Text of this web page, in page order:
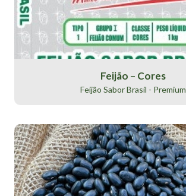
Feijão – Cores
Feijão Sabor Brasil - Premium